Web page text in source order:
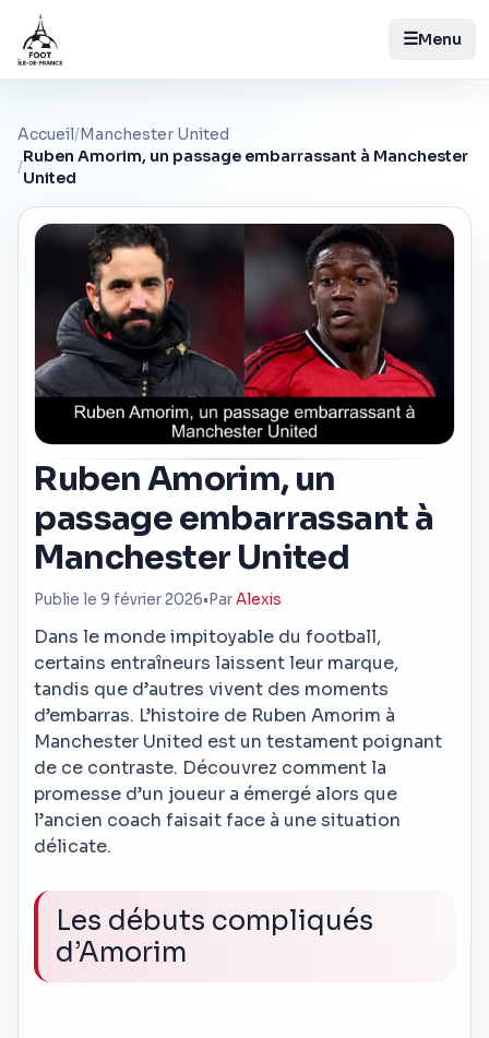
☰Menu
Accueil/Manchester United
/
Ruben Amorim, un passage embarrassant à Manchester
United
Ruben Amorim, un
passage embarrassant à
Manchester United
Publie le 9 février 2026• ParAlexis
Dans le monde impitoyable du football,
certains entraîneurs laissent leur marque,
tandis que d’autres vivent des moments
d’embarras. L’histoire de Ruben Amorim à
Manchester United est un testament poignant
de ce contraste. Découvrez comment la
promesse d’un joueur a émergé alors que
l’ancien coach faisait face à une situation
délicate.
Les débuts compliqués
d’Amorim